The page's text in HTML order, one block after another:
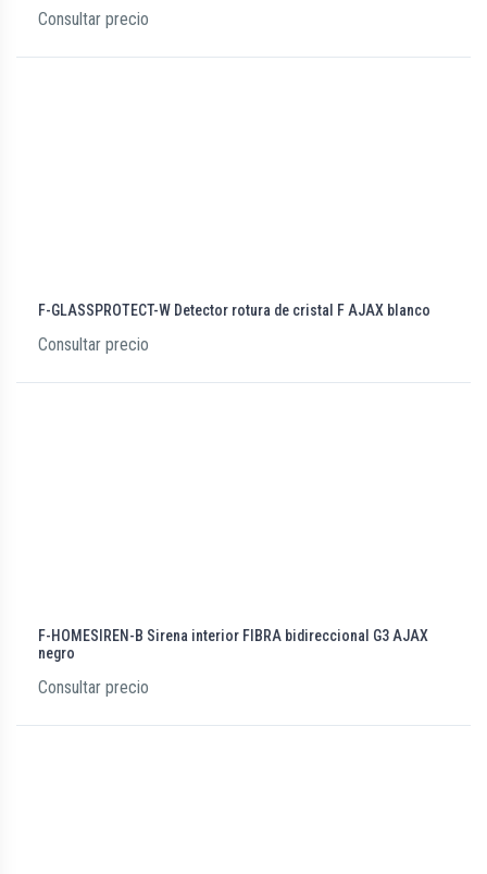
Consultar precio
F-GLASSPROTECT-W Detector rotura de cristal F AJAX blanco
Consultar precio
F-HOMESIREN-B Sirena interior FIBRA bidireccional G3 AJAX
negro
Consultar precio